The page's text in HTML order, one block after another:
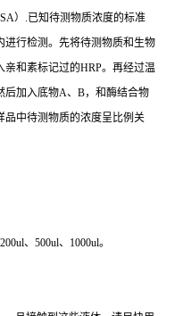
）.已知待测物质浓度的标准
进行检测。先将待测物质和生物
和素标记过的HRP。再经过温
后加入底物A、B，和酶结合物
品中待测物质的浓度呈比例关
、500ul、1000ul。